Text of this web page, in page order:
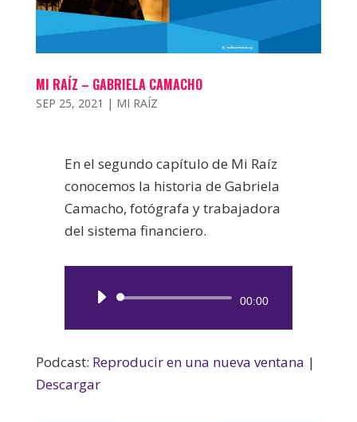
MI RAÍZ – GABRIELA CAMACHO
SEP 25, 2021 | MI RAÍZ
En el segundo capítulo de Mi Raíz
conocemos la historia de Gabriela
Camacho, fotógrafa y trabajadora
del sistema financiero.
Reproductor
00:00
Podcast: Reproducir en una nueva ventana |
Descargar